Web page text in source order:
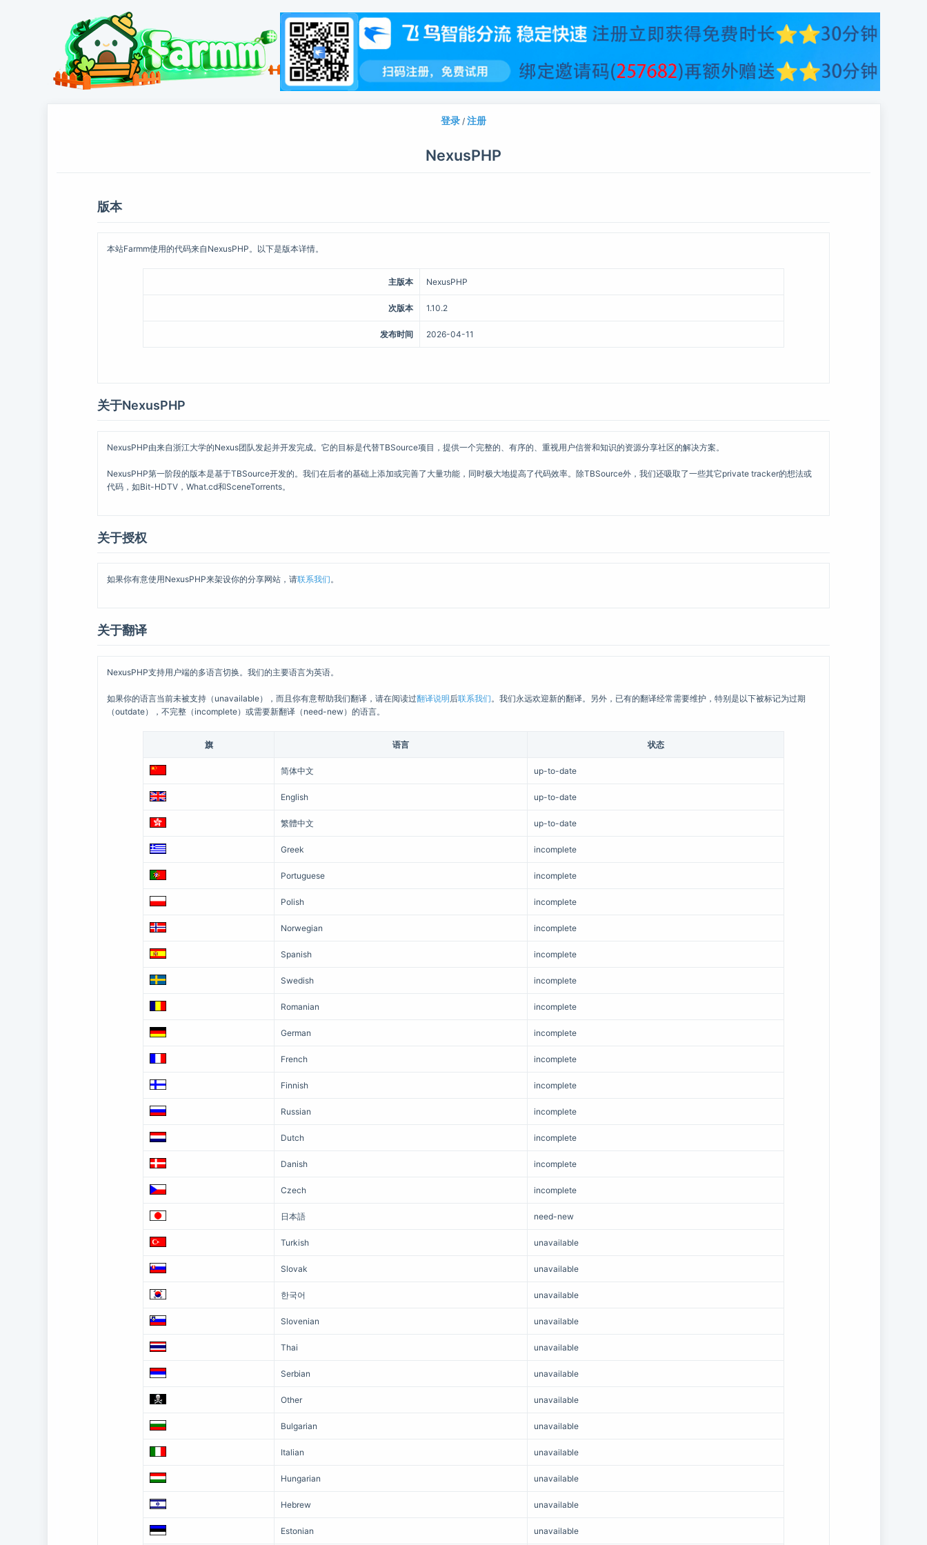
登录 / 注册
NexusPHP
版本
本站Farmm使用的代码来自NexusPHP。以下是版本详情。
主版本 NexusPHP
次版本 1.10.2
发布时间 2026-04-11
关于NexusPHP
NexusPHP由来自浙江大学的Nexus团队发起并开发完成。它的目标是代替TBSource项目，提供一个完整的、有序的、重视用户信誉和知识的资源分享社区的解决方案。
NexusPHP第一阶段的版本是基于TBSource开发的。我们在后者的基础上添加或完善了大量功能，同时极大地提高了代码效率。除TBSource外，我们还吸取了一些其它private tracker的想法或
代码，如Bit-HDTV，What.cd和SceneTorrents。
关于授权
如果你有意使用NexusPHP来架设你的分享网站，请联系我们。
关于翻译
NexusPHP支持用户端的多语言切换。我们的主要语言为英语。
如果你的语言当前未被支持（unavailable），而且你有意帮助我们翻译，请在阅读过翻译说明 后联系我们 。我们永远欢迎新的翻译。另外，已有的翻译经常需要维护，特别是以下被标记为过期
（outdate），不完整（incomplete）或需要新翻译（need-new）的语言。
旗 语言 状态
简体中文 up-to-date
English up-to-date
繁體中文 up-to-date
Greek incomplete
Portuguese incomplete
Polish incomplete
Norwegian incomplete
Spanish incomplete
Swedish incomplete
Romanian incomplete
German incomplete
French incomplete
Finnish incomplete
Russian incomplete
Dutch incomplete
Danish incomplete
Czech incomplete
日本語 need-new
Turkish unavailable
Slovak unavailable
한국어 unavailable
Slovenian unavailable
Thai unavailable
Serbian unavailable
Other unavailable
Bulgarian unavailable
Italian unavailable
Hungarian unavailable
Hebrew unavailable
Estonian unavailable